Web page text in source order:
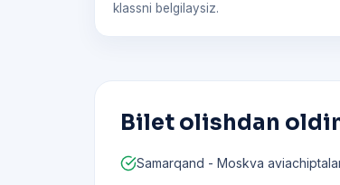
klassni belgilaysiz.
Bilet olishdan
Samarqand - Moskva